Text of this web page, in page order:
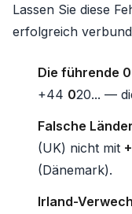
Lassen Sie diese
erfolgreich
Die führende
+44 020... —
Falsche
(UK) nicht mit
(Dänemark).
Irland-